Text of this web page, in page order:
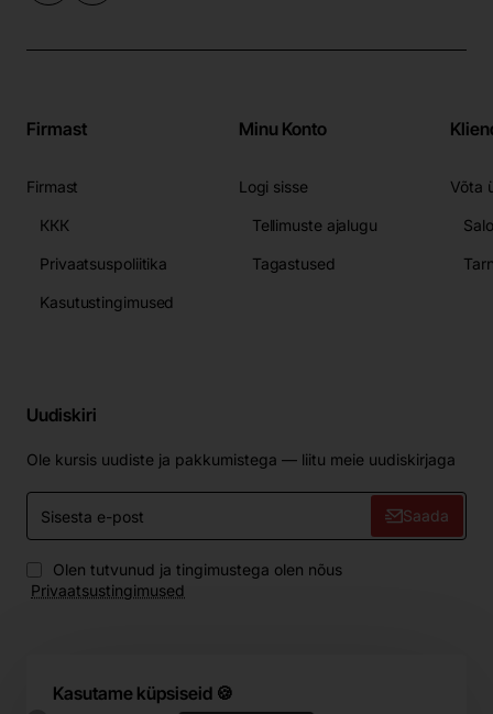
Kasutame küpsiseid 🍪
Firmast
Firmast
ККК
Privaatsuspoliitika
Kasutustingimused
Minu Konto
Logi sisse
Tellimuste ajalugu
Tagastused
Võta
Uudiskiri
Ole kursis uudiste ja pakkumistega — liitu meie uudiskirjaga
Sisesta
e-
post
Saada
Olen tutvunud ja tingimustega olen nõus
Privaatsustingimused